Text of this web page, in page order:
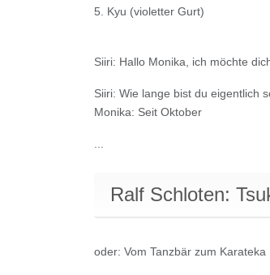
5. Kyu (violetter Gurt)
Siiri: Hallo Monika, ich möchte
Siiri: Wie lange bist du eigentlich
Monika: Seit Oktober
Ralf Schloten:
oder: Vom Tanzbär zum Karateka